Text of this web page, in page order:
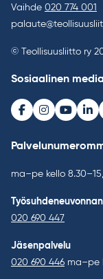
Vaihde 020 774 001
© Teollisuusliitto ry
Sosiaalinen media
Facebook
Instagram
ma–pe kello
020 690 447
Jäsenpalvelu
020 690 446 ma–pe